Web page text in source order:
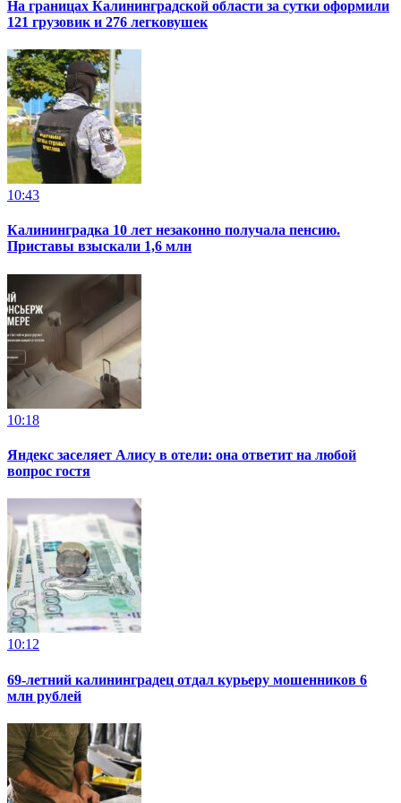
На границах Калининградской области за сутки оформили
121 грузовик и 276 легковушек
10:43
Калининградка 10 лет незаконно получала пенсию.
Приставы взыскали 1,6 млн
10:18
Яндекс заселяет Алису в отели: она ответит на любой
вопрос гостя
10:12
69-летний калининградец отдал курьеру мошенников 6
млн рублей